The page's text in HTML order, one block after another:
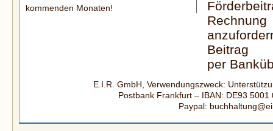
kommenden Monaten!
Rechnung
Beitrag
per
E.I.R. GmbH, Verwendungszweck:
Postbank Frankfurt – IBAN: DE93
Paypal: